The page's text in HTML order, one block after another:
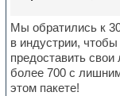
Мы обратились к
в индустрии,
предоставить
более 700 с
этом пакете!